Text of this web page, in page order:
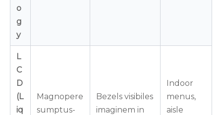
o
g
y
L
C
D
(L
iq
Magnopere
sumptus-
Bezels visibiles
imaginem in
Indoor
menus,
aisle